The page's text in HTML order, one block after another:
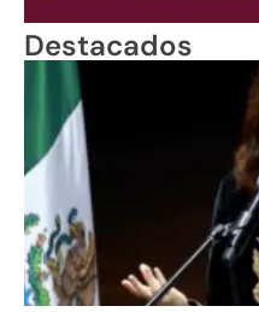
Destacados